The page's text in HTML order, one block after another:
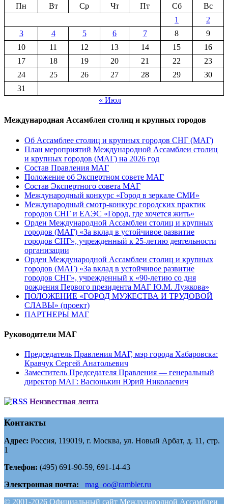
Пн
Вт Ср Чт Пт Сб
Вс
1
2
3
4 5 6 7 8
9
10
11 12 13 14 15
16
17
18 19 20 21 22
23
24
25 26 27 28 29
30
31
« Июл
Международная Ассамблея столиц и крупных городов
Об Ассамблее столиц и крупных городов СНГ (МАГ)
План мероприятий Международной Ассамблеи столиц
и крупных городов (МАГ) на 2026 год
Состав Правления МАГ
Положение об Экспертном совете МАГ
Состав Экспертного совета МАГ
Международный конкурс «Город в зеркале СМИ»
Международный смотр-конкурс городских практик
городов СНГ и ЕАЭС «Город, где хочется жить»
Орден Международной Ассамблеи столиц и крупных
городов (МАГ) «За вклад в устойчивое развитие
городов СНГ», учрежденный к 25-летию деятельности
организации
Орден Международной Ассамблеи столиц и крупных
городов (МАГ) «За вклад в устойчивое развитие
городов СНГ», учрежденный к «90-летию со дня
рождения Первого президента МАГ Ю.М. Лужкова»
ПОЛОЖЕНИЕ «ГОРОД МУЖЕСТВА И ТРУДОВОЙ
СЛАВЫ» (проект)
ПАРТНЕРЫ МАГ
Руководители МАГ
Председатель Правления МАГ, мэр города Хабаровска:
Кравчук Сергей Анатольевич
Заместитель Председателя Правления — генеральный
директор МАГ: Васюнькин Юрий Николаевич
Неизвестная лента
Контакты
Адрес: Россия, 119019, г. Москва, ул. Новый Арбат, д. 11, стр.
1
Телефон: (495) 691-90-59, 691-14-43
Электронная почта:
mag_oo@rambler.ru
© 2001-2026 Официальный сайт Международной Ассамблеи